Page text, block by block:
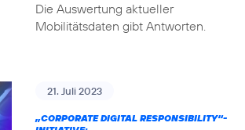
Die Auswertung aktueller
Mobilitätsdaten gibt Antworten.
21. Juli 2023
„CORPORATE DIGITAL RESPONSIBILITY“-